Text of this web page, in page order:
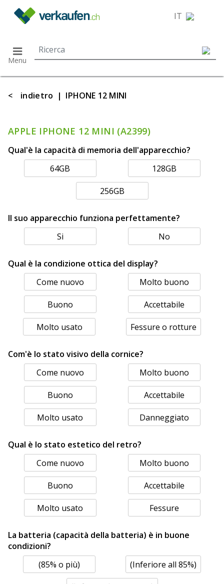
IT
Menu
< indietro | IPHONE 12 MINI
APPLE IPHONE 12 MINI (A2399)
Qual'è la capacità di memoria dell'apparecchio?
64GB
128GB
256GB
Il suo apparecchio funziona perfettamente?
Si
No
Qual è la condizione ottica del display?
Come nuovo
Molto buono
Buono Accettabile
Molto usato Fessure o rotture
Com'è lo stato visivo della cornice?
Come nuovo
Molto buono
Buono Accettabile
Molto usato Danneggiato
Qual è lo stato estetico del retro?
Come nuovo
Molto buono
Buono Accettabile
Molto usato Fessure
La batteria (capacità della batteria) è in buone
condizioni?
(85% o più)
(Inferiore all 85%)